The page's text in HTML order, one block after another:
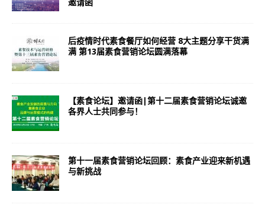
后疫情时代素食餐厅如何经营 8大主题分享干货满
满 第13届素食营销论坛圆满落幕
【素食论坛】邀请函|第十二届素食营销论坛诚邀
各界人士共同参与！
第十一届素食营销论坛回顾：素食产业迎来新机遇
与新挑战